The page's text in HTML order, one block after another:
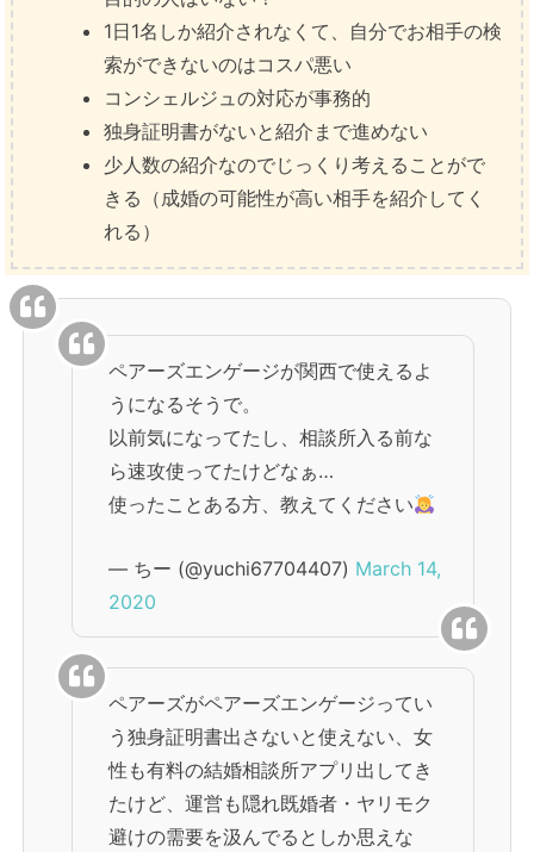
1日1名しか紹介されなくて、自分でお相手の検
索ができないのはコスパ悪い
コンシェルジュの対応が事務的
独身証明書がないと紹介まで進めない
少人数の紹介なのでじっくり考えることがで
きる（成婚の可能性が高い相手を紹介してく
れる）
ペアーズエンゲージが関西で使えるよ
うになるそうで。
以前気になってたし、相談所入る前な
ら速攻使ってたけどなぁ…
使ったことある方、教えてください
— ちー (@yuchi67704407) March 14,
2020
ペアーズがペアーズエンゲージってい
う独身証明書出さないと使えない、女
性も有料の結婚相談所アプリ出してき
たけど、運営も隠れ既婚者・ヤリモク
避けの需要を汲んでるとしか思えな